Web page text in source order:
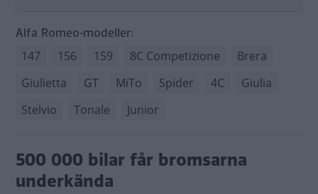
Alfa Romeo-modeller:
147 156 159 8C Competizione
Brera
Giulietta
GT MiTo Spider 4C
Giulia
Stelvio
Tonale Junior
500 000 bilar får bromsarna
underkända